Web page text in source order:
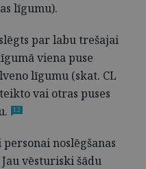
līgumu).
par labu trešajai
viena puse
līgumu (skat. CL
vai otras puses
12
noslēgšanas
vēsturiski šādu